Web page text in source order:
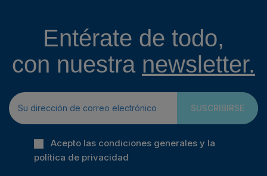
Entérate de todo,
con nuestra newsletter.
SUSCRIBIRSE
Acepto las condiciones generales y la
política de privacidad